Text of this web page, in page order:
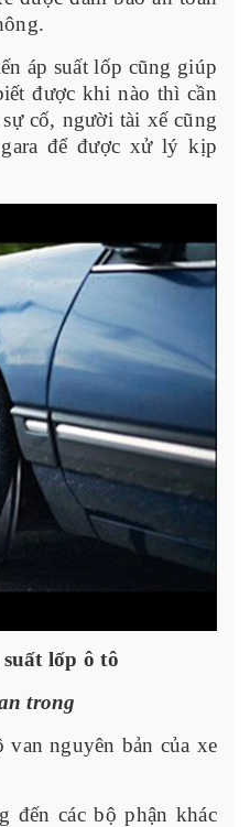
áp suất lốp cũng giúp
được khi nào thì cần
cố, người tài xế cũng
để được xử lý kịp
lốp ô tô
trong
van nguyên bản của xe
đến các bộ phận khác